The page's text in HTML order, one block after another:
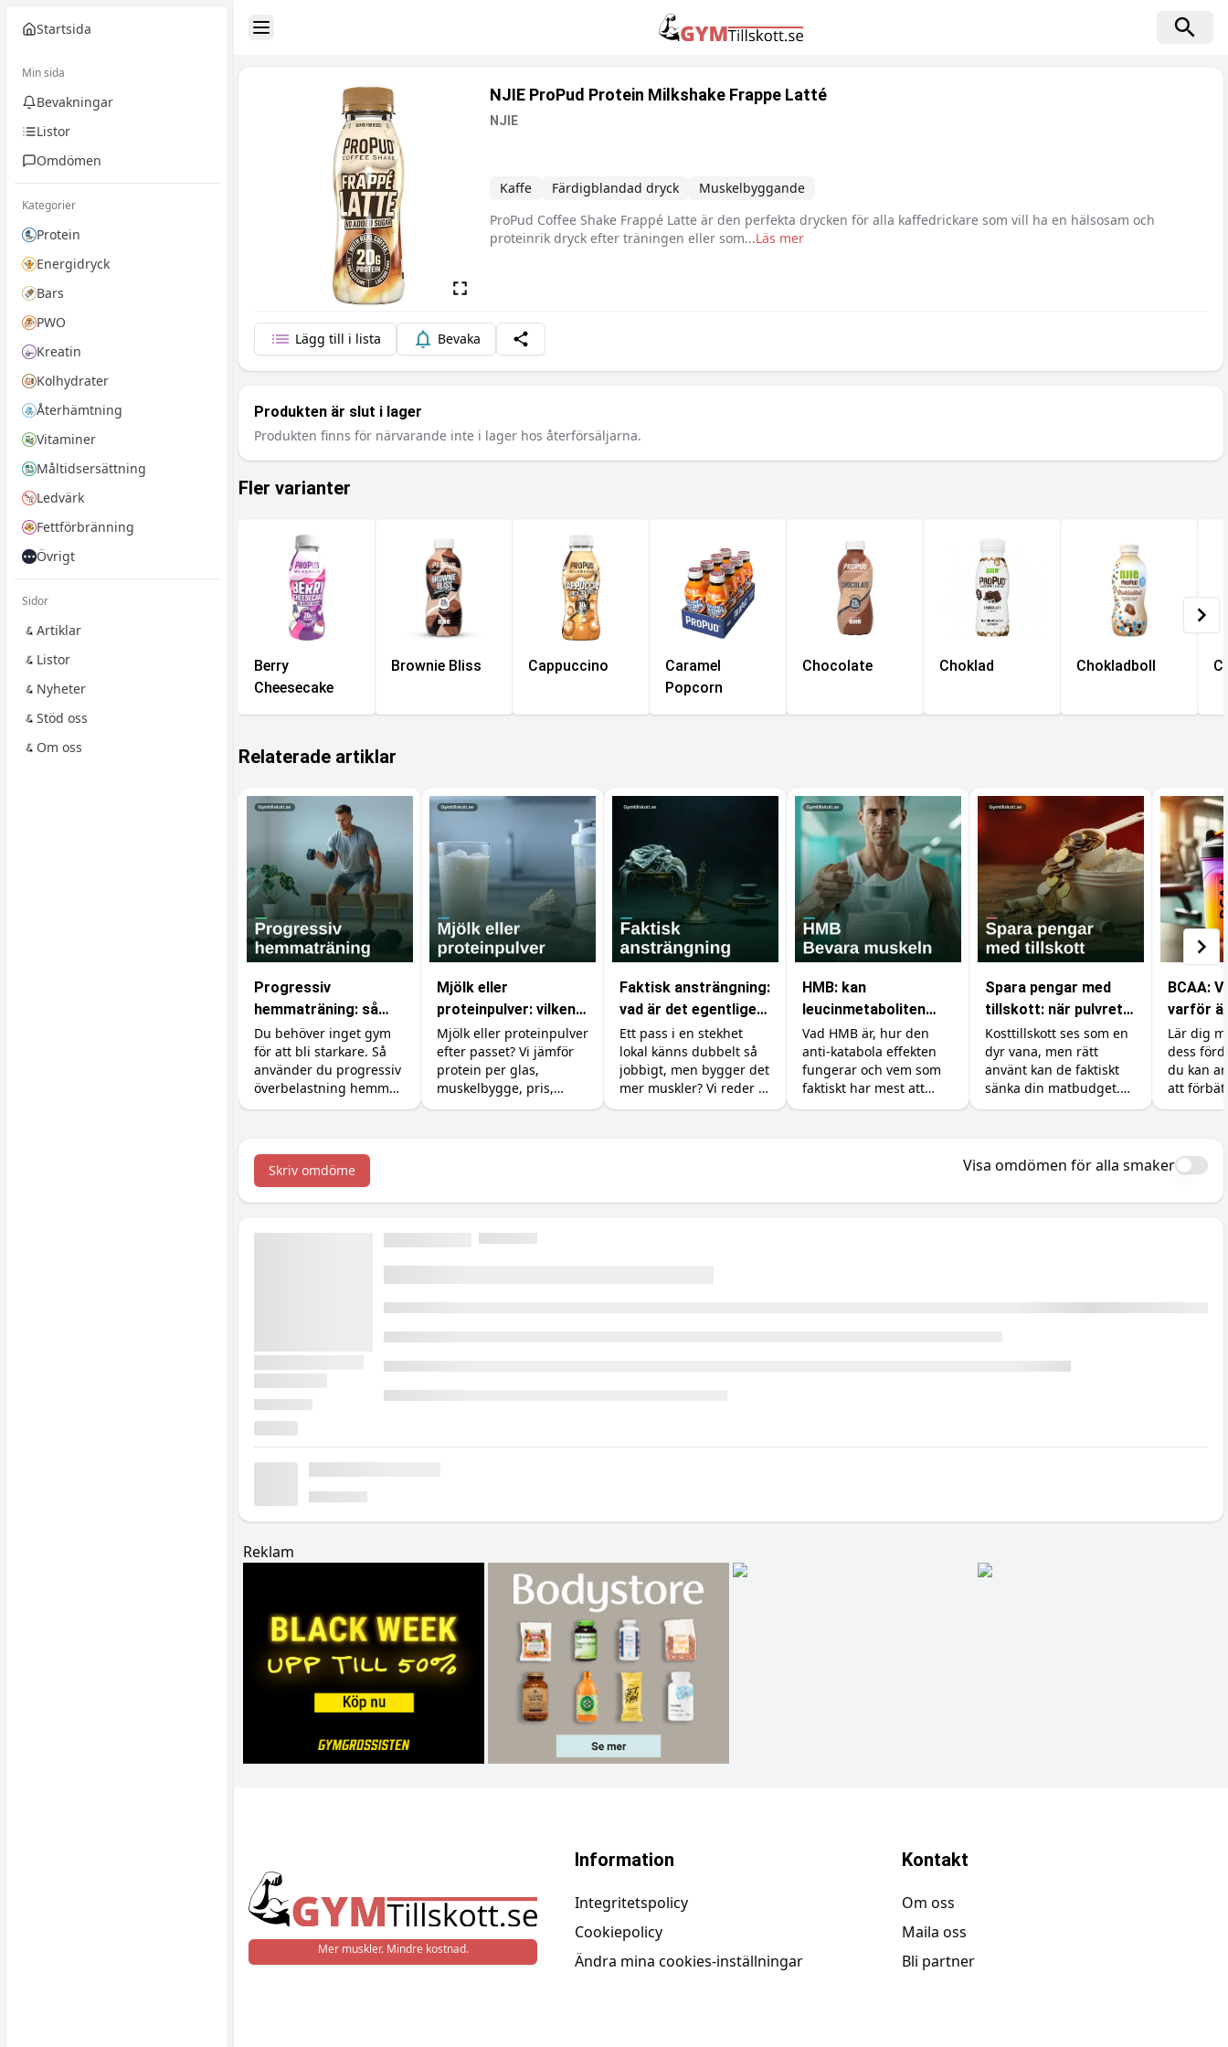
Startsida
Min sida
Bevakningar
Listor
Omdömen
Kategorier
Protein
Energidryck
Bars
PWO
Kreatin
Kolhydrater
Återhämtning
Vitaminer
Måltidsersättning
Ledvärk
Fettförbränning
Övrigt
Sidor
Artiklar
Listor
Nyheter
Stöd oss
Om oss
Toggle Sidebar
NJIE ProPud Protein Milkshake Frappe Latté
NJIE
Kaffe Färdigblandad dryck
Muskelbyggande
Beskrivning
ProPud Coffee Shake Frappé Latte är den perfekta drycken för alla kaffedrickare som vill ha en hälsosam och
proteinrik dryck efter träningen eller som...Läs mer
Lägg till i lista Bevaka Dela
Produkten är slut i lager
Produkten finns för närvarande inte i lager hos återförsäljarna.
Fler varianter
Berry
Cheesecake
Brownie Bliss Cappuccino
Caramel
Popcorn
Chocolate Choklad Chokladboll
Relaterade artiklar
Progressiv
hemmaträning: så
bygger du muskler
utan gym
Du behöver inget gym
för att bli starkare. Så
använder du progressiv
överbelastning hemma
med hantlar,
tillskotten som stöttar
bygget.
Mjölk eller
proteinpulver: vilken
proteinkälla ska du
välja?
Mjölk eller proteinpulver
efter passet? Vi jämför
protein per glas,
muskelbygge, pris,
kalorier och magen, så
Faktisk ansträngning:
vad är det egentligen
som räknas i
gymmet?
Ett pass i en stekhet
lokal känns dubbelt så
jobbigt, men bygger det
mer muskler? Vi reder ut
skillnaden mellan att
HMB: kan
leucinmetaboliten
skydda dina muskler?
Vad HMB är, hur den
anti-katabola effekten
fungerar och vem som
faktiskt har mest att
vinna på tillskottet.
Spara pengar med
tillskott: när pulvret
är billigare än maten
Kosttillskott ses som en
dyr vana, men rätt
använt kan de faktiskt
sänka din matbudget.
Så ersätter du dyra
med billigare protein,
BCAA:
varför
din
Lär dig
dess
du kan
att
och
Skriv omdöme Visa omdömen för alla smaker
Reklam
Mer muskler. Mindre kostnad.
Information
Integritetspolicy
Cookiepolicy
Ändra mina cookies-inställningar
Kontakt
Om oss
Maila oss
Bli partner